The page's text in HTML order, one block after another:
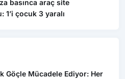
basınca araç site
1’i çocuk 3 yaralı
Göçle Mücadele Ediyor: Her